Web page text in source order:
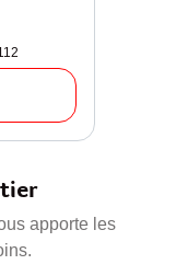
apporte les